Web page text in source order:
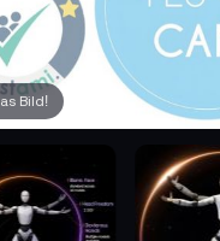
Bild!